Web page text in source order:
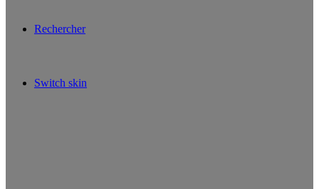
Rechercher
Switch skin